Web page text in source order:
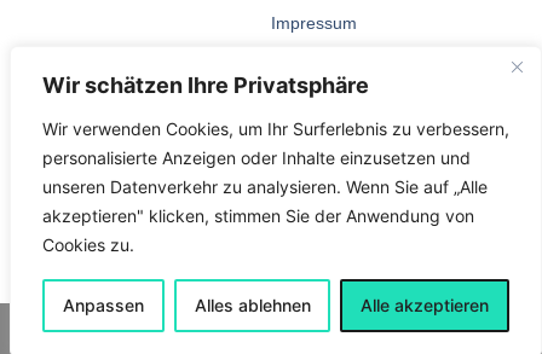
Wir schätzen Ihre Privatsphäre
Wir verwenden Cookies, um Ihr Surferlebnis zu verbessern,
personalisierte Anzeigen oder Inhalte einzusetzen und
unseren Datenverkehr zu analysieren. Wenn Sie auf „Alle
akzeptieren" klicken, stimmen Sie der Anwendung von
Cookies zu.
Anpassen Alles ablehnen Alle akzeptieren
Impressum
© 2026 Andrea Autenrieth